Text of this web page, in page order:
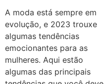
A moda está sempre em
evolução, e 2023 trouxe
algumas tendências
emocionantes para as
mulheres. Aqui estão
algumas das principais